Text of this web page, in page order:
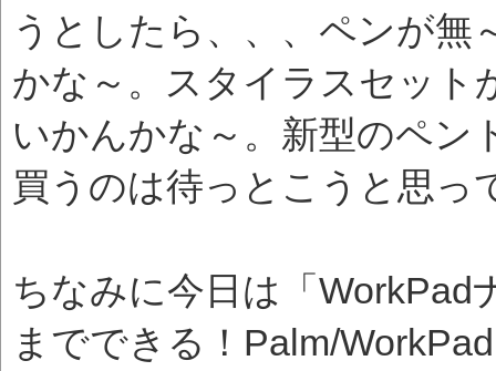
うとしたら、、、ペンが無
かな～。スタイラスセット
いかんかな～。新型のペン
買うのは待っとこうと思っ
ちなみに今日は「
までできる！Palm/